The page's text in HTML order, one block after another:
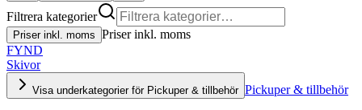
Filtrera kategorier
Priser inkl. moms Priser inkl. moms
FYND
Skivor
Visa underkategorier för Pickuper & tillbehör Pickuper & tillbehör